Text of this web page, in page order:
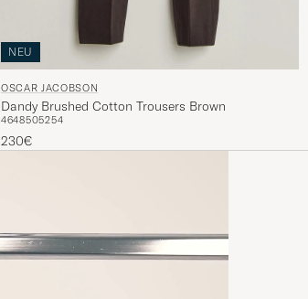
NEU
OSCAR JACOBSON
Dandy Brushed Cotton Trousers Brown
4648505254
230€